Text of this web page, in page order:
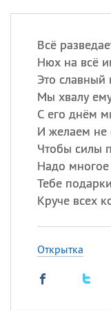
Всё
Нюх на всё
Это славный
Мы хвалу
С его днём
И желаем не
Чтобы силы
Надо многое
Тебе
Круче всех
Открытка